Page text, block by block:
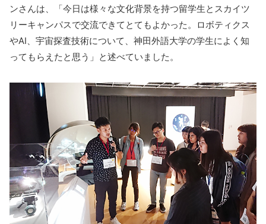
ンさんは、「今日は様々な文化背景を持つ留学生とスカイツ
リーキャンパスで交流できてとてもよかった。ロボティクス
やAI、宇宙探査技術について、神田外語大学の学生によく知
ってもらえたと思う」と述べていました。